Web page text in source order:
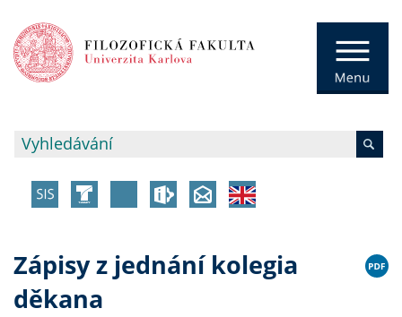
Zápisy z jednání kolegia
děkana